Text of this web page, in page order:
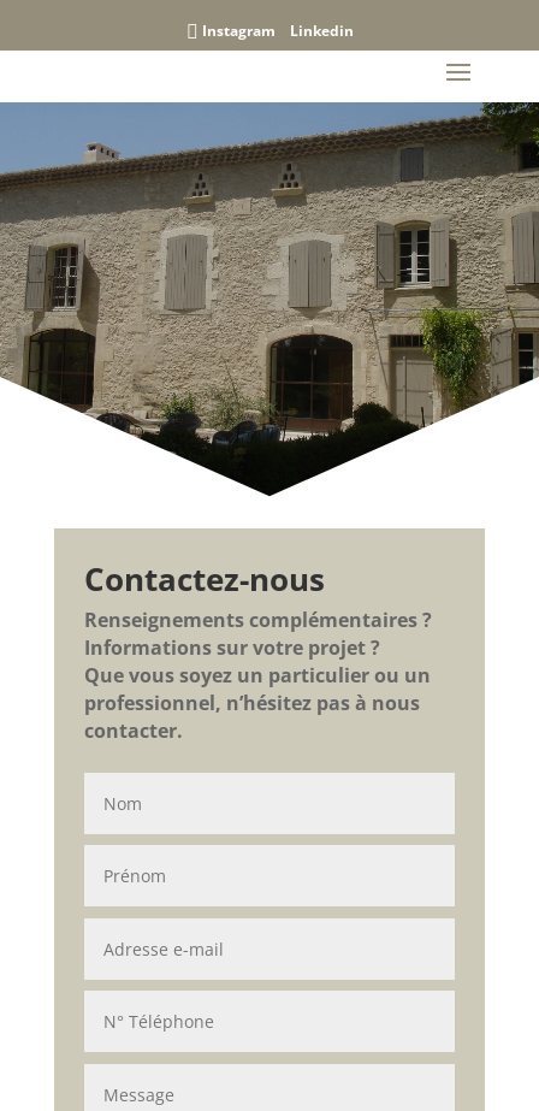
Instagram Linkedin
Contactez-nous
Renseignements complémentaires ?
Informations sur votre projet ?
Que vous soyez un particulier ou un
professionnel, n’hésitez pas à nous
contacter.